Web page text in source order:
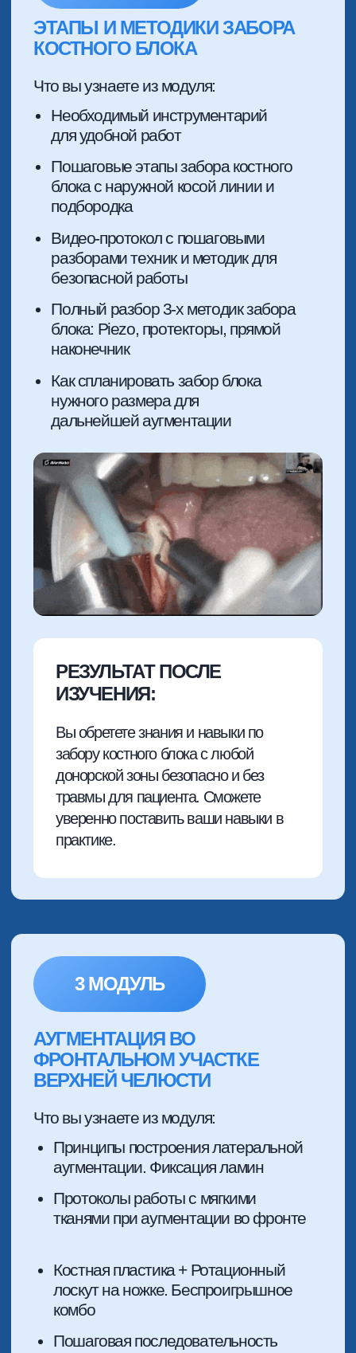
Воспаление в зоне аугментации.
Неконтролируемая гематома
Отек не проходит. Что делать?
Как выйти из ситуации?
Неприживление костного блока…
Как исправить ситуацию и когда?
Некроз тканей? Протокол спасения
проделанной работы.
аугментации. Какой выход?
РЕЗУЛЬТАТ ПОСЛЕ
После изучения этого модуля у вас
будет огромная насмотренность в
решениях самых сложных
буквально предвидеть осложнения и
справляться с ними в практике.
БЛОК 3. ВЕРТИКАЛЬНАЯ
АУГМЕНТАЦИЯ И
МЯГКИЕ ТКАНИ
КОНЦЕПЦИЯ РАБОТЫ С АУТО-
КОСТЬЮ ПРИ ВЕРТИКАЛЬНОЙ
АУГМЕНТАЦИИ
РЕЗУЛЬТАТ ПОСЛЕ
Что вы узнаете из модуля:
Принципы построения вертикальной
аугментации и техники хирургического
Планирование вертикальной
Как избежать вертикальной
больше нет…
Анализ и классификация
вертикальных костных дефектов
Накрытие хирургического стола
для аугментации
будете “узнавать” вертикальные
дефекты и корректно планировать и
предвидеть каждое осложнение в